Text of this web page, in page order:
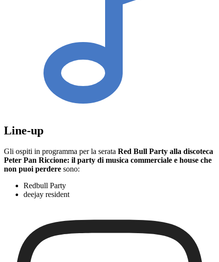
Line-up
Gli ospiti in programma per la serata Red Bull Party alla discoteca
Peter Pan Riccione: il party di musica commerciale e house che
non puoi perdere sono:
Redbull Party
deejay resident